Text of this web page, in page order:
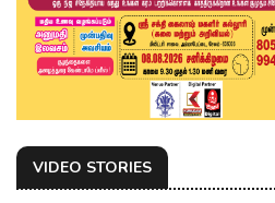
VIDEO STORIES